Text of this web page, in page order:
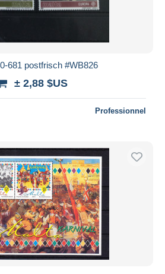
681 postfrisch #WB826
± 2,88 $US
Professionnel